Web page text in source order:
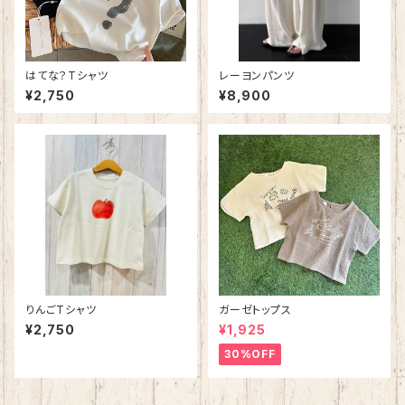
はてな？Tシャツ
¥2,750
レーヨンパンツ
¥8,900
りんごTシャツ
¥2,750
ガーゼトップス
¥1,925
30%OFF